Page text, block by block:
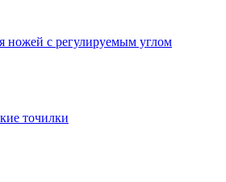
ножей с регулируемым углом
точилки